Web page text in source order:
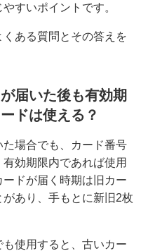
すいポイントです。
ある質問とその答えを
届いた後も有効期
ドは使える？
場合でも、カード番号
効期限内であれば使用
ドが届く時期は旧カー
あり、手もとに新旧2枚
使用すると、古いカー